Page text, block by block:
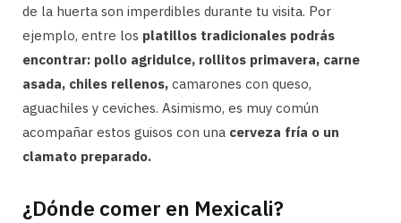
de la huerta son imperdibles durante tu visita. Por
ejemplo, entre los platillos tradicionales podrás
encontrar: pollo agridulce, rollitos primavera, carne
asada, chiles rellenos, camarones con queso,
aguachiles y ceviches. Asimismo, es muy común
acompañar estos guisos con una cerveza fría o un
clamato preparado.
¿Dónde comer en Mexicali?